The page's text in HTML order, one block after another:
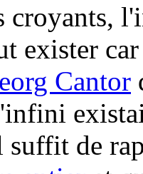
croyants,
exister
Cantor
de